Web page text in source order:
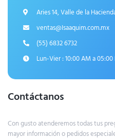
Aries 14, Valle de la
ventas@Isaaquim.com.mx
(55) 6832 6732
Lun-Vier : 10:00 AM a 05:00
Contáctanos
Con gusto atenderemos todas tus
mayor información o pedidos